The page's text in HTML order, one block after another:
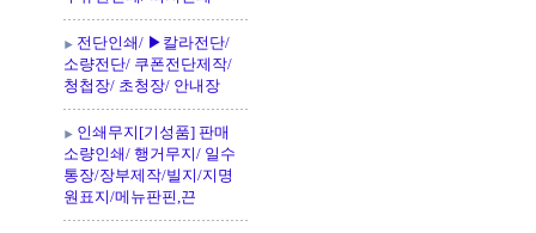
전단인쇄/ ▶칼라전단/
소량전단/ 쿠폰전단제작/
청첩장/ 초청장/ 안내장
인쇄무지[기성품] 판매
소량인쇄/ 행거무지/ 일수
통장/장부제작/빌지/지명
원표지/메뉴판핀,끈